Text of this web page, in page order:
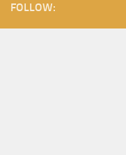
FOLLOW: